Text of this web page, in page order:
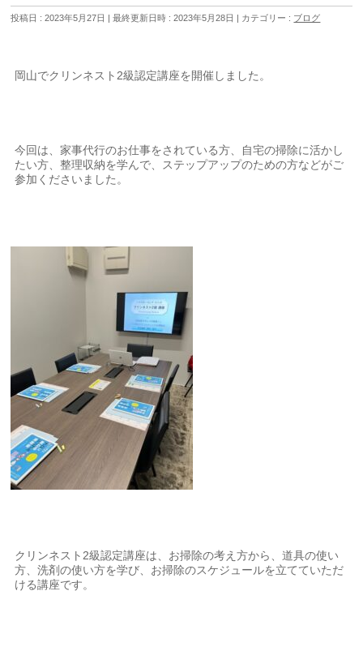
投稿日 : 2023年5月27日 最終更新日時 : 2023年5月28日 カテゴリー : ブログ
岡山でクリンネスト2級認定講座を開催しました。
今回は、家事代行のお仕事をされている方、自宅の掃除に活かし
たい方、整理収納を学んで、ステップアップのための方などがご
参加くださいました。
クリンネスト2級認定講座は、お掃除の考え方から、道具の使い
方、洗剤の使い方を学び、お掃除のスケジュールを立てていただ
ける講座です。